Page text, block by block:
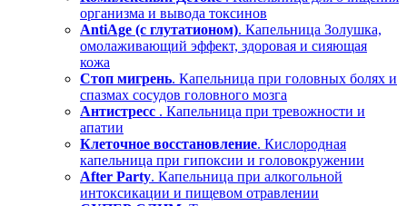
организма и вывода токсинов
AntiAge (с глутатионом). Капельница Золушка,
омолаживающий эффект, здоровая и сияющая
кожа
Стоп мигрень. Капельница при головных болях и
спазмах сосудов головного мозга
Антистресс . Капельница при тревожности и
апатии
Клеточное восстановление. Кислородная
капельница при гипоксии и головокружении
After Party. Капельница при алкогольной
интоксикации и пищевом отравлении